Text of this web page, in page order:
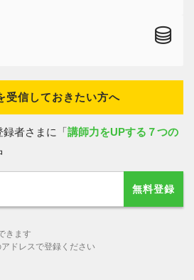
受信しておきたい方へ
者さまに「 講師力をUPする７つの
無料登録
きます
ドレスで登録ください